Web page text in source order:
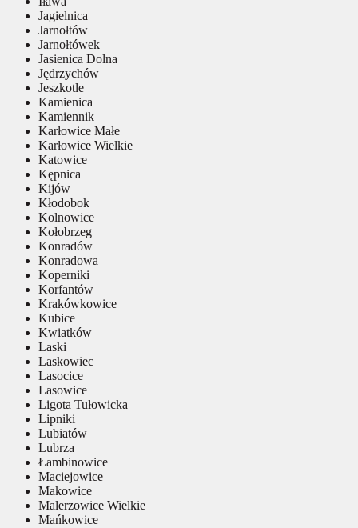
Jagielnica
Jarnołtów
Jarnołtówek
Jasienica Dolna
Jędrzychów
Jeszkotle
Kamienica
Kamiennik
Karłowice Małe
Karłowice Wielkie
Katowice
Kępnica
Kijów
Kłodobok
Kolnowice
Kołobrzeg
Konradów
Konradowa
Koperniki
Korfantów
Krakówkowice
Kubice
Kwiatków
Laski
Laskowiec
Lasocice
Lasowice
Ligota Tułowicka
Lipniki
Lubiatów
Lubrza
Łambinowice
Maciejowice
Makowice
Malerzowice Wielkie
Mańkowice